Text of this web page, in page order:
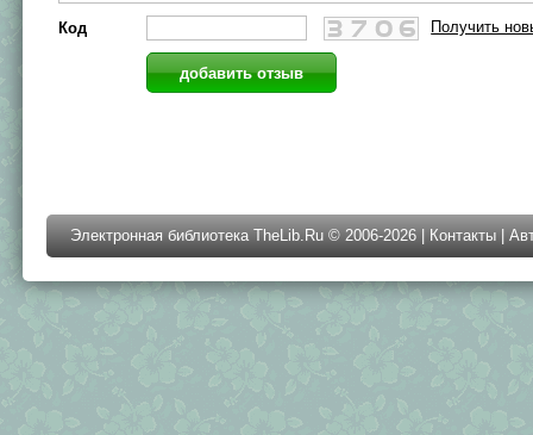
Код Получить
Электронная библиотека TheLib.Ru © 2006-2026 | Контакты |